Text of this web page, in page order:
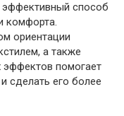
эффективный способ
комфорта.
ориентации
а также
эффектов помогает
сделать его более